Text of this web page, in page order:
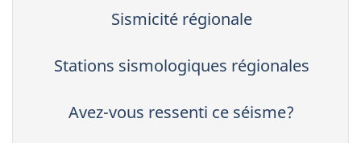
Sismicité régionale
Stations sismologiques régionales
Avez-vous ressenti ce séisme?